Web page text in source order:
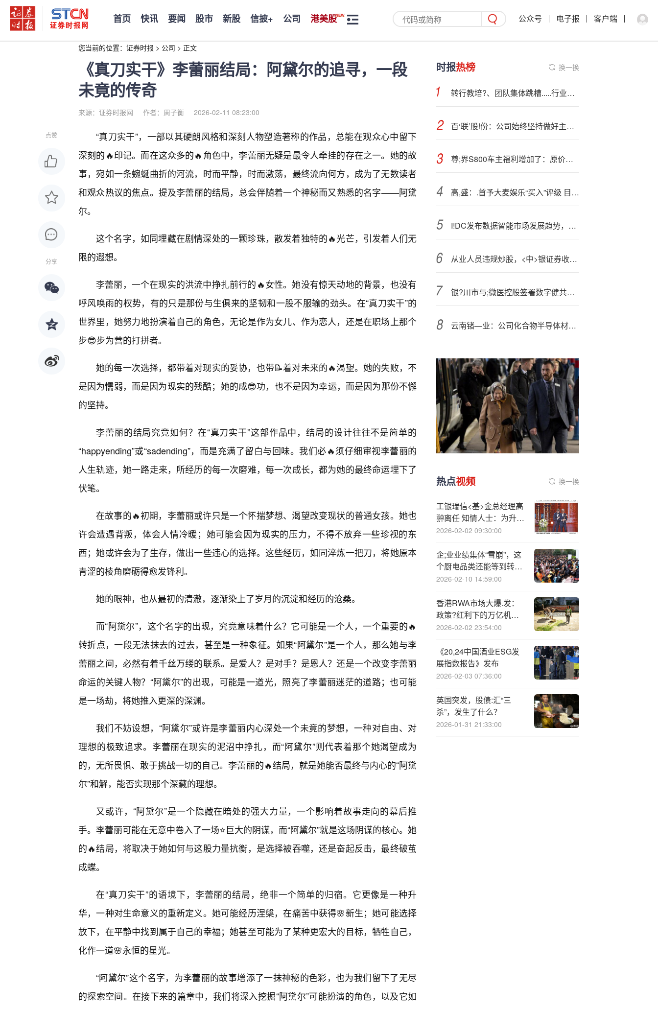
首页 快讯 要闻 股市 新股 信披+ 公司 港美股 公众号 电子报 客户端
您当前的位置： 证券时报 > 公司 > 正文
《真刀实干》李蕾丽结局：阿黛尔的追寻，一段
未竟的传奇
来源：证券时报网 作者：周子衡 2026-02-11 08:23:00
点赞
分享
“真刀实干”，一部以其硬朗风格和深刻人物塑造著称的作品，总能在观众心中留下
深刻的🔥印记。而在这众多的🔥角色中，李蕾丽无疑是最令人牵挂的存在之一。她的故
事，宛如一条蜿蜒曲折的河流，时而平静，时而激荡，最终流向何方，成为了无数读者
和观众热议的焦点。提及李蕾丽的结局，总会伴随着一个神秘而又熟悉的名字——阿黛
尔。
这个名字，如同埋藏在剧情深处的一颗珍珠，散发着独特的🔥光芒，引发着人们无
限的遐想。
李蕾丽，一个在现实的洪流中挣扎前行的🔥女性。她没有惊天动地的背景，也没有
呼风唤雨的权势，有的只是那份与生俱来的坚韧和一股不服输的劲头。在“真刀实干”的
世界里，她努力地扮演着自己的角色，无论是作为女儿、作为恋人，还是在职场上那个
步😎步为营的打拼者。
她的每一次选择，都带着对现实的妥协，也带📝着对未来的🔥渴望。她的失败，不
是因为懦弱，而是因为现实的残酷；她的成😎功，也不是因为幸运，而是因为那份不懈
的坚持。
李蕾丽的结局究竟如何？在“真刀实干”这部作品中，结局的设计往往不是简单的
“happyending”或“sadending”，而是充满了留白与回味。我们必🔥须仔细审视李蕾丽的
人生轨迹，她一路走来，所经历的每一次磨难，每一次成长，都为她的最终命运埋下了
伏笔。
在故事的🔥初期，李蕾丽或许只是一个怀揣梦想、渴望改变现状的普通女孩。她也
许会遭遇背叛，体会人情冷暖；她可能会因为现实的压力，不得不放弃一些珍视的东
西；她或许会为了生存，做出一些违心的选择。这些经历，如同淬炼一把刀，将她原本
青涩的棱角磨砺得愈发锋利。
她的眼神，也从最初的清澈，逐渐染上了岁月的沉淀和经历的沧桑。
而“阿黛尔”，这个名字的出现，究竟意味着什么？它可能是一个人，一个重要的🔥
转折点，一段无法抹去的过去，甚至是一种象征。如果“阿黛尔”是一个人，那么她与李
蕾丽之间，必然有着千丝万缕的联系。是爱人？是对手？是恩人？还是一个改变李蕾丽
命运的关键人物？“阿黛尔”的出现，可能是一道光，照亮了李蕾丽迷茫的道路；也可能
是一场劫，将她推入更深的深渊。
我们不妨设想，“阿黛尔”或许是李蕾丽内心深处一个未竟的梦想，一种对自由、对
理想的极致追求。李蕾丽在现实的泥沼中挣扎，而“阿黛尔”则代表着那个她渴望成为
的，无所畏惧、敢于挑战一切的自己。李蕾丽的🔥结局，就是她能否最终与内心的“阿黛
尔”和解，能否实现那个深藏的理想。
又或许，“阿黛尔”是一个隐藏在暗处的强大力量，一个影响着故事走向的幕后推
手。李蕾丽可能在无意中卷入了一场⭐巨大的阴谋，而“阿黛尔”就是这场阴谋的核心。她
的🔥结局，将取决于她如何与这股力量抗衡，是选择被吞噬，还是奋起反击，最终破茧
成蝶。
在“真刀实干”的语境下，李蕾丽的结局，绝非一个简单的归宿。它更像是一种升
华，一种对生命意义的重新定义。她可能经历涅槃，在痛苦中获得🌸新生；她可能选择
放下，在平静中找到属于自己的幸福；她甚至可能为了某种更宏大的目标，牺牲自己，
化作一道🌸永恒的星光。
“阿黛尔”这个名字，为李蕾丽的故事增添了一抹神秘的色彩，也为我们留下了无尽
的探索空间。在接下来的篇章中，我们将深入挖掘“阿黛尔”可能扮演的角色，以及它如
时报热榜 换一换
转行教培?、团队集体跳槽.....行业深度变革下券商分析师流动有“新意”
百‘联’股!份：公司始终坚持做好主营业务
尊;界S800车主福利增加了：原价买首批华为Mate 80 RS等机型
高,盛：.首予大麦娱乐“买入”评级 目标价1.38港元
I!DC发布数据智能市场发展趋势，星环科技三大领域全面领跑
从业人员违规炒股，<中>银证券收罚单！年内多次因合规问题被罚
银?川市与;微医控股签署数字健共体战略合作协议，共建全国示范
云南锗—业：公司化合物半导体材料已向国内外多家客户供货
热点视频 换一换
工银瑞信<基>金总经理高
翀离任 知情人士：为升
任，另有任用
2026-02-02 09:30:00
企;业业绩集体“雪崩”，这
个厨电品类还能等到转机
吗？
2026-02-10 14:59:00
香港RWA市场大爆.发：
政策?红利下的万亿机遇
与挑战
2026-02-02 23:54:00
《20,24中国酒业ESG发
展指数报告》发布
2026-02-03 07:36:00
英国突发，股债:汇“三
杀”，发生了什么？
2026-01-31 21:33:00